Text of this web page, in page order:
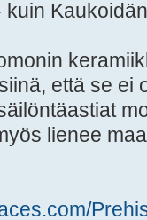
että se ei
lienee